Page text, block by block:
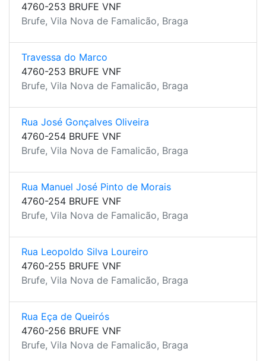
4760-253 BRUFE VNF
Brufe, Vila Nova de Famalicão, Braga
Travessa do Marco
4760-253 BRUFE VNF
Brufe, Vila Nova de Famalicão, Braga
Rua José Gonçalves Oliveira
4760-254 BRUFE VNF
Brufe, Vila Nova de Famalicão, Braga
Rua Manuel José Pinto de Morais
4760-254 BRUFE VNF
Brufe, Vila Nova de Famalicão, Braga
Rua Leopoldo Silva Loureiro
4760-255 BRUFE VNF
Brufe, Vila Nova de Famalicão, Braga
Rua Eça de Queirós
4760-256 BRUFE VNF
Brufe, Vila Nova de Famalicão, Braga